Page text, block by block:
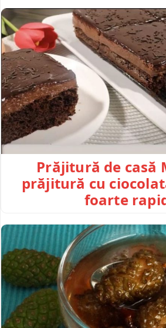
Prăjitură de casă
prăjitură cu
foarte